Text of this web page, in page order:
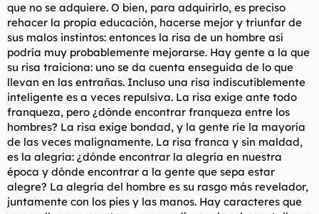
que no se adquiere. O bien, para adquirirlo, es preciso
rehacer la propia educación, hacerse mejor y triunfar de
sus malos instintos: entonces la risa de un hombre así
podría muy probablemente mejorarse. Hay gente a la que
su risa traiciona: uno se da cuenta enseguida de lo que
llevan en las entrañas. Incluso una risa indiscutiblemente
inteligente es a veces repulsiva. La risa exige ante todo
franqueza, pero ¿dónde encontrar franqueza entre los
hombres? La risa exige bondad, y la gente ríe la mayoría
de las veces malignamente. La risa franca y sin maldad,
es la alegría: ¿dónde encontrar la alegría en nuestra
época y dónde encontrar a la gente que sepa estar
alegre? La alegría del hombre es su rasgo más revelador,
juntamente con los pies y las manos. Hay caracteres que